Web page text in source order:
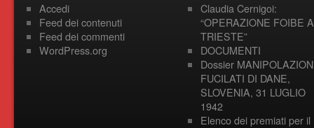
Accedi
Feed dei contenuti
Feed dei commenti
WordPress.org
Claudia Cernigoi:
“OPERAZIONE FOIBE A
TRIESTE”
DOCUMENTI
Dossier
FUCILATI DI DANE,
SLOVENIA, 31 LUGLIO
1942
Elenco dei premiati per il